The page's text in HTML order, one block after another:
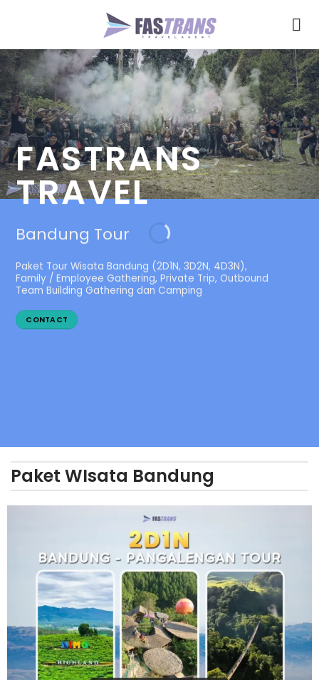
FASTRANS
TRAVEL
Bandung Tour
Paket Tour Wisata Bandung (2D1N, 3D2N, 4D3N),
Family / Employee Gathering, Private Trip, Outbound
Team Building Gathering dan Camping
CONTACT
Paket WIsata Bandung